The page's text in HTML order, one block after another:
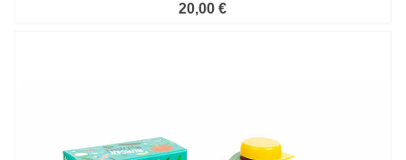
20,00 €